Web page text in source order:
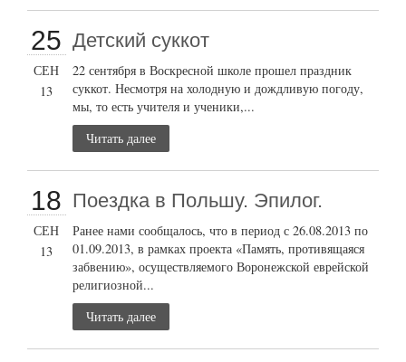
25
СЕН
13
Детский суккот
22 сентября в Воскресной школе прошел праздник
суккот. Несмотря на холодную и дождливую погоду,
мы, то есть учителя и ученики,...
Читать далее
18
СЕН
13
Поездка в Польшу. Эпилог.
Ранее нами сообщалось, что в период с 26.08.2013 по
01.09.2013, в рамках проекта «Память, противящаяся
забвению», осуществляемого Воронежской еврейской
религиозной...
Читать далее